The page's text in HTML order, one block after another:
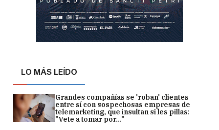
LO MÁS LEÍDO
Grandes compañías se 'roban' clientes
entre sí con sospechosas empresas de
telemarketing, que insultan si les pillas:
"Vete a tomar por..."